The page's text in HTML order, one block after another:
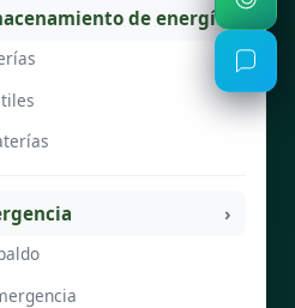
de energía